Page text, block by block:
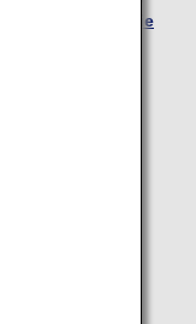
Sehen Sie